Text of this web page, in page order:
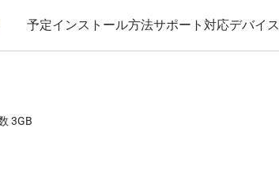
予定インストール方法サポート 対応デバイス
3GB